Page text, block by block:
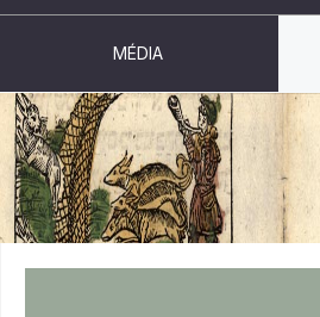
MÉDIA
ŽIDÉ V ČECHÁCH 8